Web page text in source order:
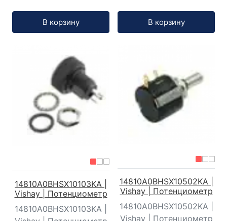
В корзину В корзину
14810A0BHSX10103KA |
Vishay | Потенциометр
14810A0BHSX10103KA |
14810A0BHSX10502KA |
Vishay | Потенциометр
14810A0BHSX10502KA |
Vishay | Потенциометр